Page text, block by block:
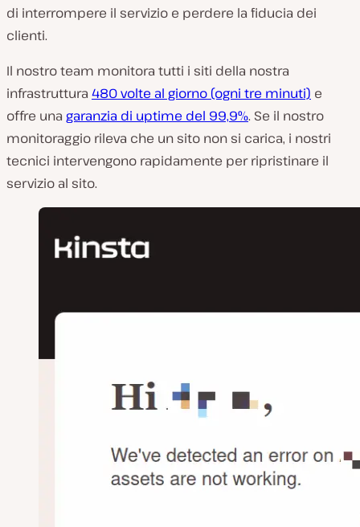
di interrompere il servizio e perdere la fiducia dei
clienti.
Il nostro team monitora tutti i siti della nostra
infrastruttura 480 volte al giorno (ogni tre minuti) e
offre una garanzia di uptime del 99,9%. Se il nostro
monitoraggio rileva che un sito non si carica, i nostri
tecnici intervengono rapidamente per ripristinare il
servizio al sito.